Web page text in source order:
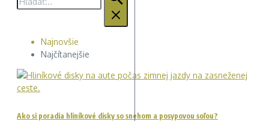
Najnovšie
Najčítanejšie
Ako si poradia hliníkové disky so snehom a posypovou soľou?